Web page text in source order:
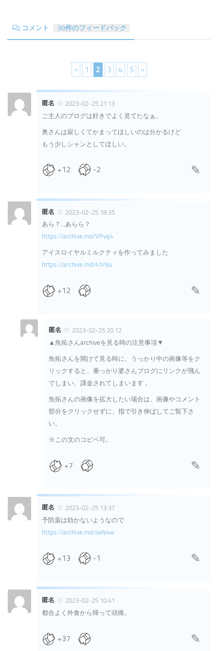
コメント 30件のフィードバック
« 1 2 3 4 5 »
匿名
2023-02-25 21:13
ご主人のブログは好きでよく見てたなぁ。
奥さんは寂しくてかまってほしいのは分かるけど
もう少しシャンとしてほしい。
+12 -2
匿名
2023-02-25 18:35
あら？…あらら？
https://archive.md/VPvq4
アイスロイヤルミルクティを作ってみました
https://archive.md/41rNu
+12
匿名
2023-02-25 20:12
▲魚拓さんarchiveを見る時の注意事項▼
魚拓さんを開けて見る時に、うっかり中の画像等をク
リックすると、乗っかり婆さんブログにリンクが飛ん
でしまい、課金されてしまいます 。
魚拓さんの画像を拡大したい場合は、画像やコメント
部分をクリックせずに、指で引き伸ばしてご覧下さ
い。
※この文のコピペ可。
+7
匿名
2023-02-25 13:37
予防薬は効かないようなので
https://archive.md/iwN4w
+13 -1
匿名
2023-02-25 10:41
都合よく外食から帰って頭痛。
+37